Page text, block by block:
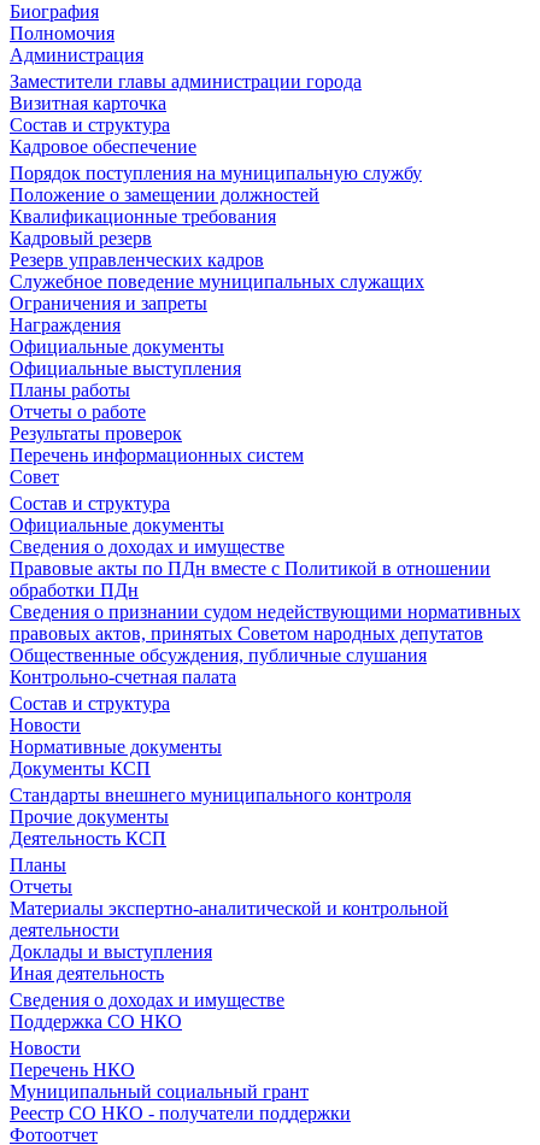
Биография
Полномочия
Администрация
Заместители главы администрации города
Визитная карточка
Состав и структура
Кадровое обеспечение
Порядок поступления на муниципальную службу
Положение о замещении должностей
Квалификационные требования
Кадровый резерв
Резерв управленческих кадров
Служебное поведение муниципальных служащих
Ограничения и запреты
Награждения
Официальные документы
Официальные выступления
Планы работы
Отчеты о работе
Результаты проверок
Перечень информационных систем
Совет
Состав и структура
Официальные документы
Сведения о доходах и имуществе
Правовые акты по ПДн вместе с Политикой в отношении
обработки ПДн
Сведения о признании судом недействующими нормативных
правовых актов, принятых Советом народных депутатов
Общественные обсуждения, публичные слушания
Контрольно-счетная палата
Состав и структура
Новости
Нормативные документы
Документы КСП
Стандарты внешнего муниципального контроля
Прочие документы
Деятельность КСП
Планы
Отчеты
Материалы экспертно-аналитической и контрольной
деятельности
Доклады и выступления
Иная деятельность
Сведения о доходах и имуществе
Поддержка СО НКО
Новости
Перечень НКО
Муниципальный социальный грант
Реестр СО НКО - получатели поддержки
Фотоотчет